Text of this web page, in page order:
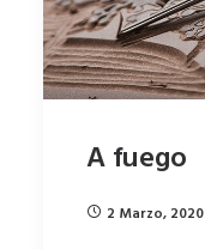
A fuego
2 Marzo, 2020